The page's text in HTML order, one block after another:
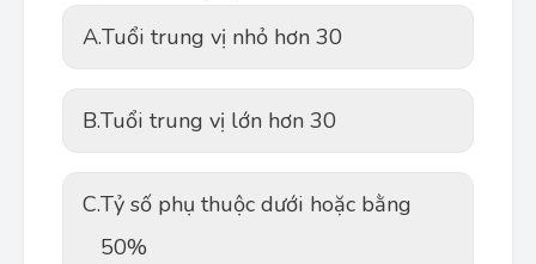
A.Tuổi trung vị nhỏ hơn 30
B.Tuổi trung vị lớn hơn 30
C.Tỷ số phụ thuộc dưới hoặc bằng
50%